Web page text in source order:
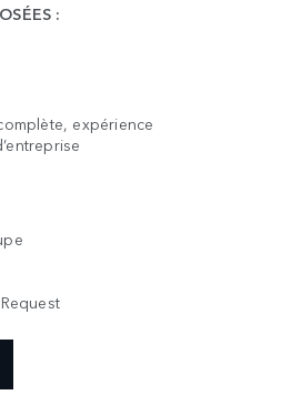
:
expérience